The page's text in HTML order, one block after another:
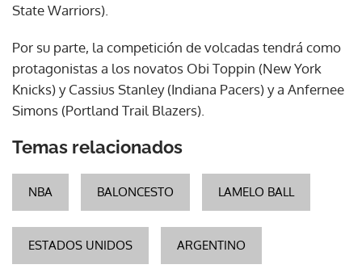
State Warriors).
Por su parte, la competición de volcadas tendrá como
protagonistas a los novatos Obi Toppin (New York
Knicks) y Cassius Stanley (Indiana Pacers) y a Anfernee
Simons (Portland Trail Blazers).
Temas relacionados
NBA BALONCESTO LAMELO BALL
ESTADOS UNIDOS ARGENTINO